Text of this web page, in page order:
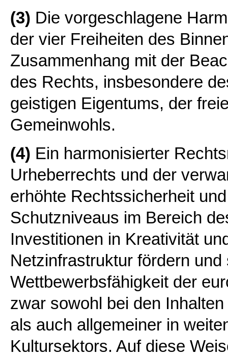
(3) Die vorgeschlagene
der vier Freiheiten des
Zusammenhang mit der
des Rechts, insbesondere
geistigen Eigentums, der
Gemeinwohls.
(4) Ein harmonisierter
Urheberrechts und der
erhöhte Rechtssicherheit
Schutzniveaus im Bereich
Investitionen in Kreativität
Netzinfrastruktur fördern
Wettbewerbsfähigkeit der
zwar sowohl bei den
als auch allgemeiner in
Kultursektors. Auf diese